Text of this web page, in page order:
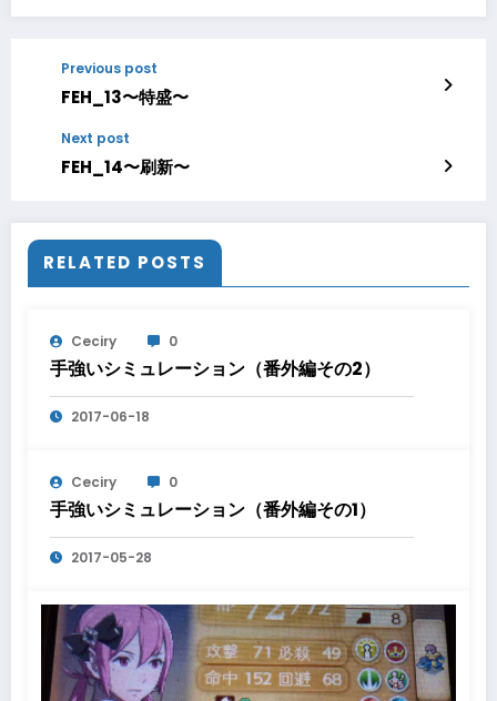
Previous post
FEH_13〜特盛〜
Next post
FEH_14〜刷新〜
RELATED POSTS
Ceciry 0
手強いシミュレーション（番外編その2）
2017-06-18
Ceciry 0
手強いシミュレーション（番外編その1）
2017-05-28